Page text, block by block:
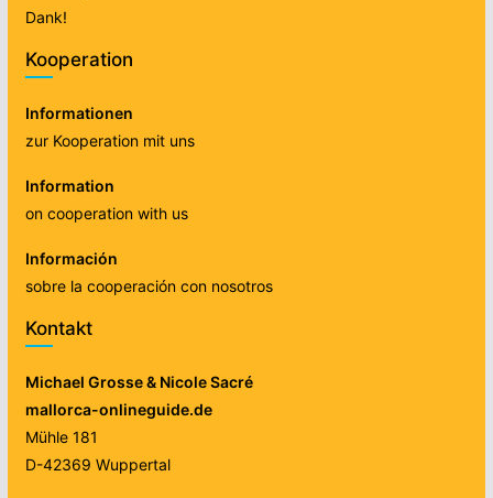
Dank!
Kooperation
Informationen
zur Kooperation mit uns
Information
on cooperation with us
Información
sobre la cooperación con nosotros
Kontakt
Michael Grosse & Nicole Sacré
mallorca-onlineguide.de
Mühle 181
D-42369 Wuppertal